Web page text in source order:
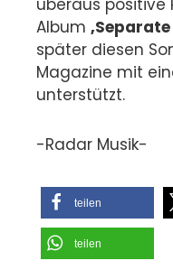
überaus positive
Album
später diesen
Magazine mit
unterstützt.
-Radar Musik-
teilen
teilen